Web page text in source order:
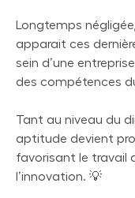
Longtemps
apparait ces
sein d’une
des compétences
Tant au niveau du
aptitude devient
favorisant le travail
l’innovation. 💡